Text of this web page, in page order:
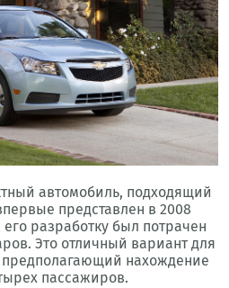
автомобиль, подходящий
представлен в 2008
разработку был потрачен
Это отличный вариант для
предполагающий нахождение
пассажиров.